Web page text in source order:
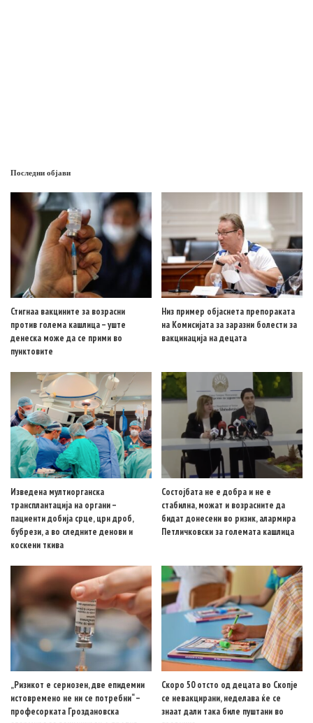
Последни објави
Стигнаа вакцините за возрасни
против голема кашлица – уште
денеска може да се прими во
пунктовите
Низ пример објаснета препораката
на Комисијата за заразни болести за
вакцинација на децата
Изведена мултиорганска
трансплантација на органи –
пациенти добија срце, црн дроб,
бубрези, а во следните денови и
коскени ткива
Состојбата не е добра и не е
стабилна, можат и возрасните да
бидат донесени во ризик, алармира
Петличковски за големата кашлица
„Ризикот е сериозен, две епидемии
истовремено не ни се потребни“ –
професорката Гроздановска
Скоро 50 отсто од децата во Скопје
се невакцирани, неделава ќе се
знаат дали така биле пуштани во